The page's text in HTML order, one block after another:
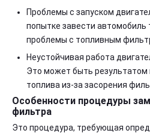
Проблемы с запуском
попытке завести автомобиль
проблемы с топливным
Неустойчивая работа
Это может быть
топлива из-за засорения
Особенности процедуры
фильтра
Это процедура, требующая